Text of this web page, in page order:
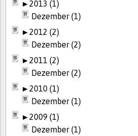
►2013 (1)
Dezember (1)
►2012 (2)
Dezember (2)
►2011 (2)
Dezember (2)
►2010 (1)
Dezember (1)
►2009 (1)
Dezember (1)